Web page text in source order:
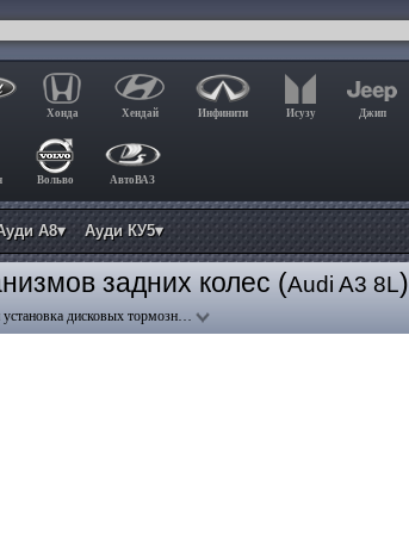
Хонда Хендай Инфинити Исузу Джип
Вольво АвтоВАЗ
А8▾ Ауди КУ5▾
задних колес (Audi A3 8L)
установка дисковых тормозн…